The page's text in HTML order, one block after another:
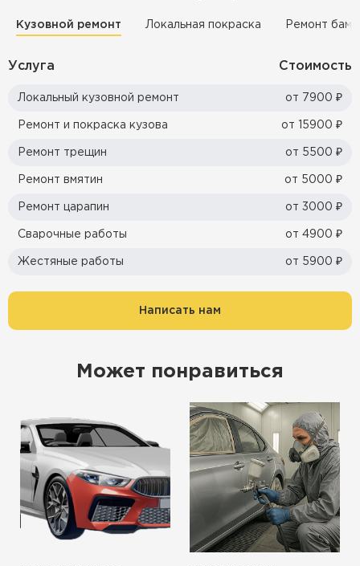
Кузовной ремонт Локальная покраска Ремонт
Услуга Стоимость
Локальный кузовной ремонт от 7900 ₽
Ремонт и покраска кузова от 15900 ₽
Ремонт трещин от 5500 ₽
Ремонт вмятин от 5000 ₽
Ремонт царапин от 3000 ₽
Сварочные работы от 4900 ₽
Жестяные работы от 5900 ₽
Написать нам
Может понравиться